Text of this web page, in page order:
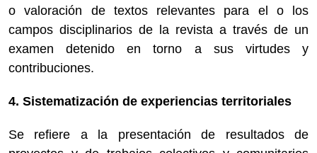
o valoración de textos relevantes para el o los
campos disciplinarios de la revista a través de un
examen detenido en torno a sus virtudes y
contribuciones.
4. Sistematización de experiencias territoriales
Se refiere a la presentación de resultados de